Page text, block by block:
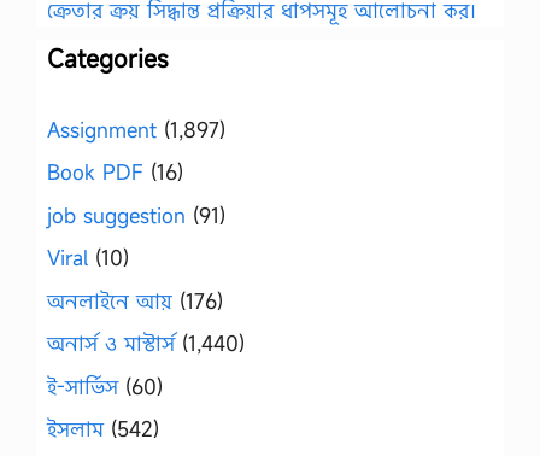
ক্রেতার ক্রয় সিদ্ধান্ত প্রক্রিয়ার ধাপসমূহ আলোচনা কর।
Categories
Assignment (1,897)
Book PDF (16)
job suggestion (91)
Viral (10)
অনলাইনে আয় (176)
অনার্স ও মাস্টার্স(1,440)
ই-সার্ভিস(60)
ইসলাম(542)